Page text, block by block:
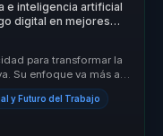
e inteligencia artificial
digital en mejores
para transformar la
Su enfoque va más allá
y Futuro del Trabajo